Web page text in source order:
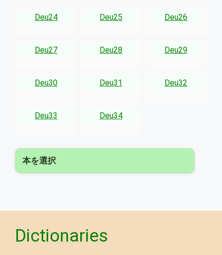
Deu24 Deu25 Deu26
Deu27 Deu28 Deu29
Deu30 Deu31 Deu32
Deu33 Deu34
本を選択
Dictionaries